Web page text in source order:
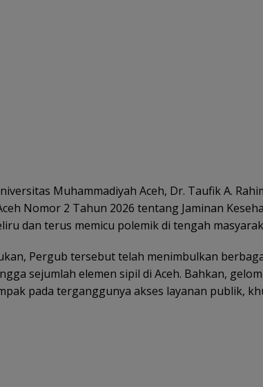
Muhammadiyah Aceh, Dr. Taufik A.
Nomor 2 Tahun 2026 tentang Jaminan
dan terus memicu polemik di tengah
Pergub tersebut telah menimbulkan
sejumlah elemen sipil di Aceh. Bahkan,
pada terganggunya akses layanan publik,